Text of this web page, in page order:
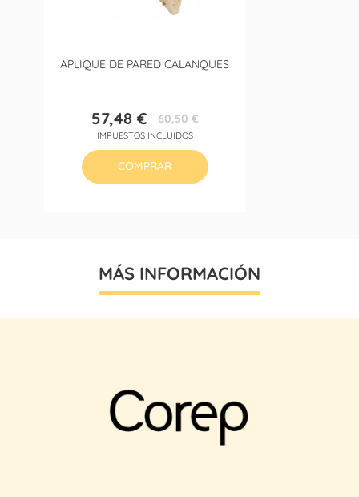
APLIQUE DE PARED CALANQUES
Precio
57,48 €Precio
base
60,50 €
IMPUESTOS INCLUIDOS
COMPRAR
MÁS INFORMACIÓN